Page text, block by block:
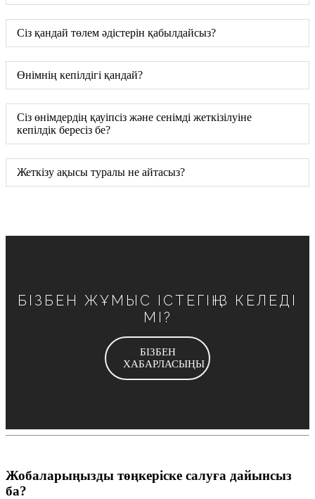
Сіз қандай төлем әдістерін қабылдайсыз?
Өнімнің кепілдігі қандай?
Сіз өнімдердің қауіпсіз және сенімді жеткізілуіне
кепілдік бересіз бе?
Жеткізу ақысы туралы не айтасыз?
БІЗБЕН ЖҰМЫС ІСТЕГІҢІЗ КЕЛЕДІ
МІ?
БІЗБЕН
ХАБАРЛАСЫҢЫ
Жобаларыңызды төңкеріске салуға дайынсыз
ба?